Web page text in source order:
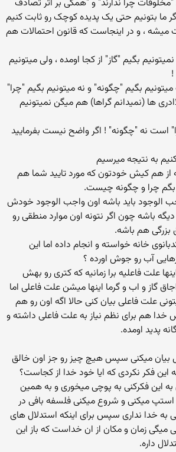
چرا ندارند" و "همگی بر اثر تصادف
ما بتونیم حتی یک پدیده کوچک رو ثابت کنیم
میشه ، و در اینجاست که قانون احتمالات هم
بگیم "گاز" از کجا اومده ، ولی میتونیم
!
میتونیم بگیم "چگونه" و نه میتونیم بگیم "چرا"
ها (نمیدانم گراها) هم میگن نمیتونیم
نه "چگونه" ! اگر واضح نیست بفرمایید
به نتیجه میرسیم
از هم کیش خودتون که مورد تایید شما هم
بگم چرا و چگونه چیست.
الوجود باید باشه اون واجب الوجود خودش
دیگه باشه چون اگر نتونه اون موارد منطقی رو
بزرگی هم باشه.
خانه خواسته و انجام داده اما این
آب رو جوش اورده ؟
علت فاعلیه برا زمانیه که کتری رو بهش
گاز و اب و گرما اینها میشن علت فاعلی اما
علت فاعلی بیان کنی حالا اگه اون رو هم
خدا هم برای نظم نیاز به علت فاعلی داشته و
پدید اومده.
بیان میکنی سپس هیچ چیز رو جز اون خالق
این فکر نکردی که ایا خود خدا از کجاست؟
این فکرکنی به پوچی میخوری و به همین
میکنی و شروع میکنی فلسفه بافی در
خدا نداری سپس برای اینکه استدلال های
میگی زمان و مکان از ان خداست که باز این
داره.